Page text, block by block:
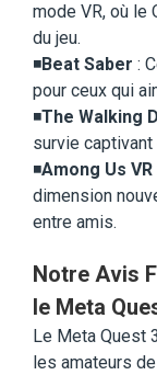
mode VR, où le
du jeu.
◾️Beat Saber :
pour ceux qui
◾️The Walking
survie
◾️Among Us VR
dimension
entre amis.
Notre Avis
le Meta
Le Meta Quest
les amateurs